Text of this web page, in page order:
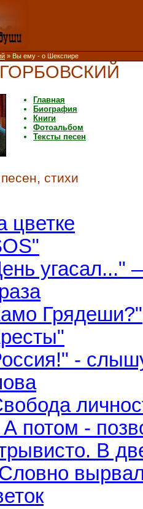
» Вы ему - о Шекспире
ГОРБОВСКИЙ
Главная
Биография
Книги
Фотоальбом
Тексты песен
стихи
цветке
угасал..."
Грядеши?"
-
А потом -
В